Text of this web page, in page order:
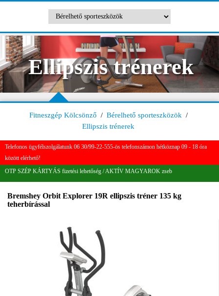
Ellipszis trénerek
Fitneszgép Kölcsönző / Bérelhető sporteszközök /
Ellipszis trénerek
Telefonos ügyfélszolgálatunk 06 30/99-22-555-ös telefonszámon hétköznap 09 - 18 óra
között elérhető!
OTP SZÉP KÁRTYÁS fizetési lehetőség / AKTÍV MAGYAROK zseb
Bremshey Orbit Explorer 19R ellipszis tréner 135 kg
teherbírással